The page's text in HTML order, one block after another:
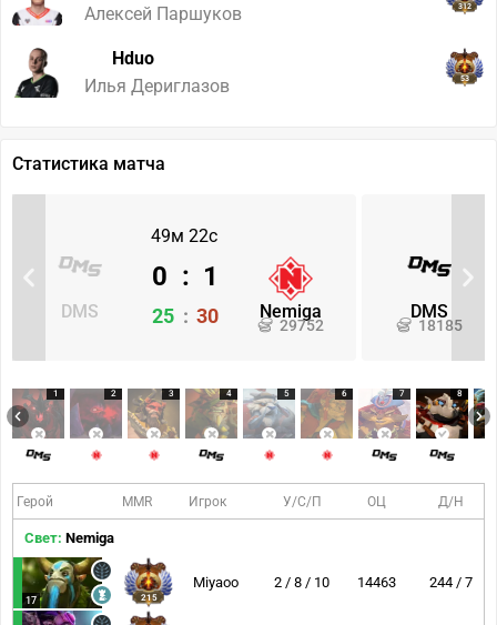
Алексей Паршуков
312
Hduo
Илья Дериглазов
53
Статистика матча
49м 22с
DMS Nemiga
29752
0 : 1
25 : 30 DMS
18185
1 2 3 4 5 6 7 8
Герой MMR Игрок У/С/П ОЦ Д/Н
Свет: Nemiga
17 215
Miyaoo 2 / 8 / 10 14463 244 / 7